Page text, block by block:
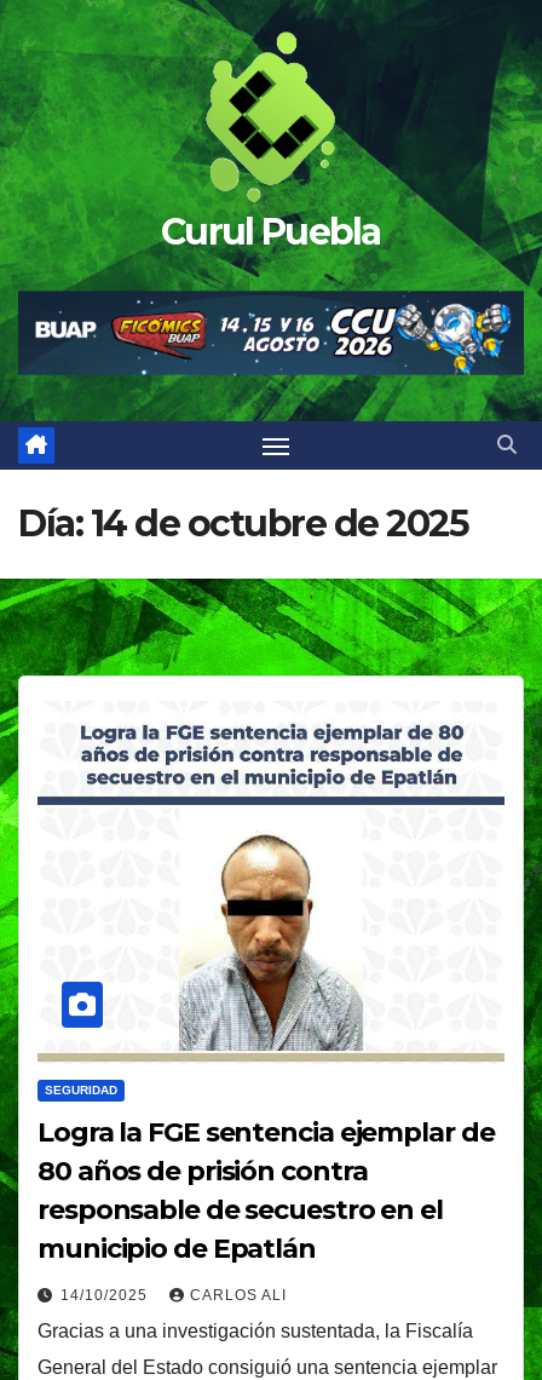
Saltar
al
contenido
Curul Puebla
Día:14 de octubre de 2025
SEGURIDAD
Logra la FGE sentencia ejemplar de
80 años de prisión contra
responsable de secuestro en el
municipio de Epatlán
14/10/2025 CARLOS ALI
Gracias a una investigación sustentada, la Fiscalía
General del Estado consiguió una sentencia ejemplar